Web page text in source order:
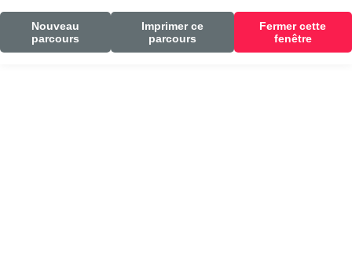
Nouveau
parcours
Imprimer ce
parcours
Fermer cette
fenêtre